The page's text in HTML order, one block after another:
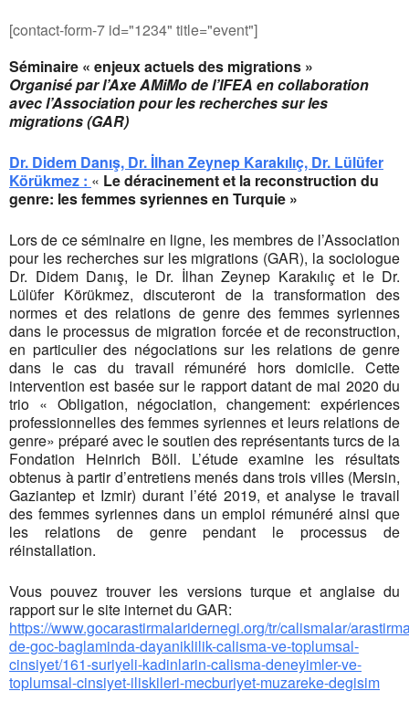
[contact-form-7 id="1234" title="event"]
Séminaire « enjeux actuels des migrations »
Organisé par l’Axe AMiMo de l’IFEA en collaboration
avec l’Association pour les recherches sur les
migrations (GAR)
Dr. Didem Danış, Dr. İlhan Zeynep Karakılıç, Dr. Lülüfer
Körükmez : « Le déracinement et la reconstruction du
genre: les femmes syriennes en Turquie »
Lors de ce séminaire en ligne, les membres de l’Association
pour les recherches sur les migrations (GAR), la sociologue
Dr. Didem Danış, le Dr. İlhan Zeynep Karakılıç et le Dr.
Lülüfer Körükmez, discuteront de la transformation des
normes et des relations de genre des femmes syriennes
dans le processus de migration forcée et de reconstruction,
en particulier des négociations sur les relations de genre
dans le cas du travail rémunéré hors domicile. Cette
intervention est basée sur le rapport datant de mai 2020 du
trio « Obligation, négociation, changement: expériences
professionnelles des femmes syriennes et leurs relations de
genre» préparé avec le soutien des représentants turcs de la
Fondation Heinrich Böll. L’étude examine les résultats
obtenus à partir d’entretiens menés dans trois villes (Mersin,
Gaziantep et Izmir) durant l’été 2019, et analyse le travail
des femmes syriennes dans un emploi rémunéré ainsi que
les relations de genre pendant le processus de
réinstallation.
Vous pouvez trouver les versions turque et anglaise du
rapport sur le site internet du GAR:
https://www.gocarastirmalaridernegi.org/tr/calismalar/
de-goc-baglaminda-dayaniklilik-calisma-ve-toplumsal-
cinsiyet/161-suriyeli-kadinlarin-calisma-deneyimler-ve-
toplumsal-cinsiyet-iliskileri-mecburiyet-muzareke-degisim